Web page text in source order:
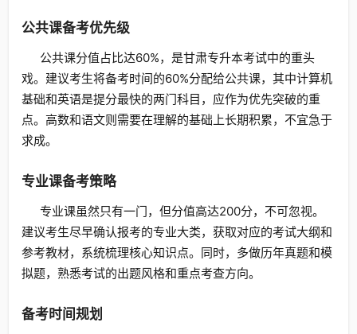
公共课备考优先级
公共课分值占比达60%，是甘肃专升本考试中的重头
戏。建议考生将备考时间的60%分配给公共课，其中计算机
基础和英语是提分最快的两门科目，应作为优先突破的重
点。高数和语文则需要在理解的基础上长期积累，不宜急于
求成。
专业课备考策略
专业课虽然只有一门，但分值高达200分，不可忽视。
建议考生尽早确认报考的专业大类，获取对应的考试大纲和
参考教材，系统梳理核心知识点。同时，多做历年真题和模
拟题，熟悉考试的出题风格和重点考查方向。
备考时间规划